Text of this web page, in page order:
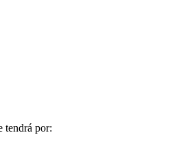
tendrá por: